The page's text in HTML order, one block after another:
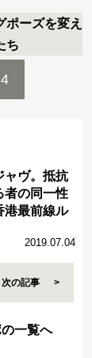
ポーズを変え
ち
4
ャヴ。抵抗
者の同一性
港最前線ル
2019.07.04
次の記事
一覧へ